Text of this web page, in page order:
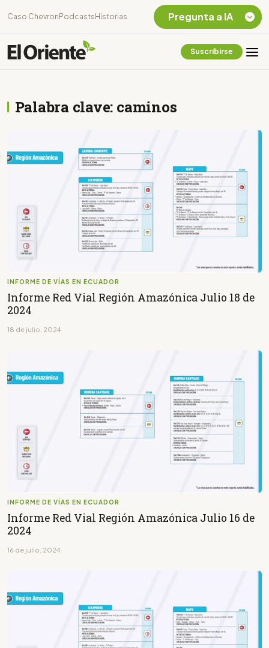
Caso Chevron Podcasts Historias
Suscribirse
Palabra clave: caminos
INFORME DE VÍAS EN ECUADOR
Informe Red Vial Región Amazónica Julio 18 de
2024
18 de julio, 2024
INFORME DE VÍAS EN ECUADOR
Informe Red Vial Región Amazónica Julio 16 de
2024
16 de julio, 2024
Pregunta a IA
Ecuador?